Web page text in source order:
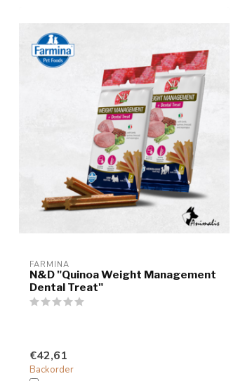
FARMINA
N&D "Quinoa Weight Management
Dental Treat"
€42,61
Backorder